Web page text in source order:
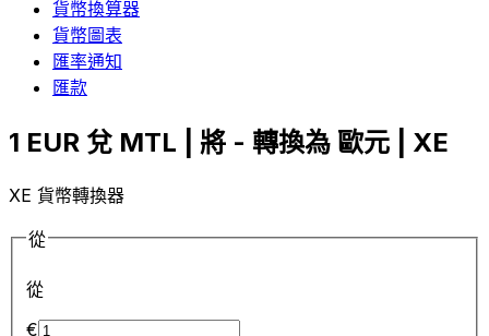
貨幣換算器
貨幣圖表
匯率通知
匯款
1 EUR 兌 MTL | 將 - 轉換為 歐元 | XE
XE 貨幣轉換器
從
從
€